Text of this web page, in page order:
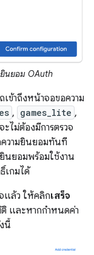
นยอม OAuth
ข้าถึงหน้าจอขอความ
, games_lite ,
ไม่ต้องมีการตรวจ
วามยินยอมทันที
นยอมพร้อมใช้งาน
เกมได้
แล้ว ให้คลิกเสร็จ
และหากกำหนดค่า
นี้